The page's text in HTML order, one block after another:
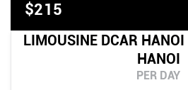
$215
LIMOUSINE DCAR
HANOI
PER DAY